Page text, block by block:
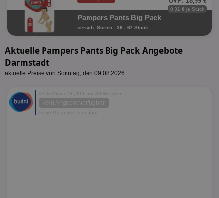
0,31 € je Stück
Pampers Pants Big Pack
versch. Sorten - 36 - 62 Stück
Aktuelle Pampers Pants Big Pack Angebote
Darmstadt
aktuelle Preise von Sonntag, den 09.08.2026
letzte Aktion 16,99 € vor 39 Wochen
kein Angebot verfügbar
keine Prognose verfügbar